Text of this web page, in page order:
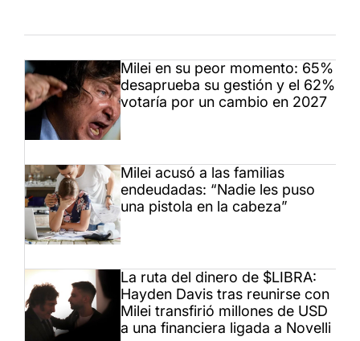
Milei en su peor momento: 65%
desaprueba su gestión y el 62%
votaría por un cambio en 2027
Milei acusó a las familias
endeudadas: “Nadie les puso
una pistola en la cabeza”
La ruta del dinero de $LIBRA:
Hayden Davis tras reunirse con
Milei transfirió millones de USD
a una financiera ligada a Novelli